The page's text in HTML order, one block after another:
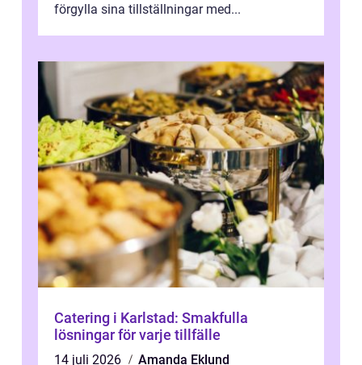
förgylla sina tillställningar med...
Catering i Karlstad: Smakfulla
lösningar för varje tillfälle
14 juli 2026
Amanda Eklund